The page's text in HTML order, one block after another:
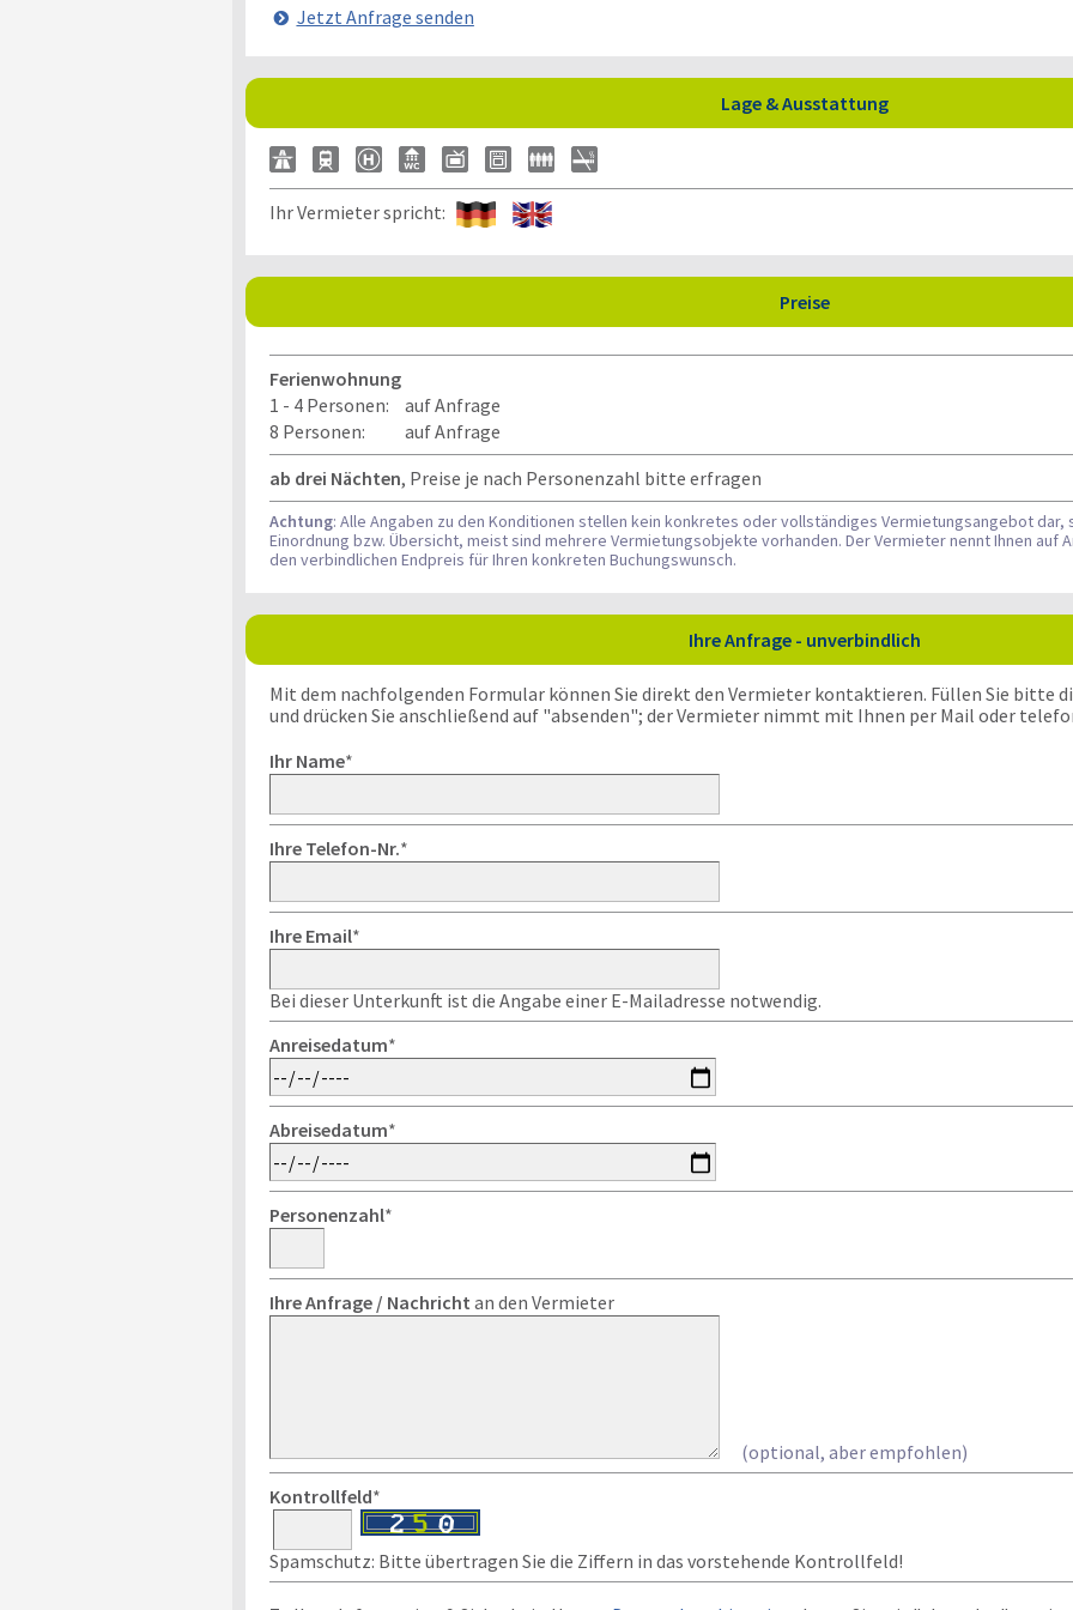
Jetzt Anfrage senden
Lage & Ausstattung
Ihr Vermieter spricht:
Preise
Ferienwohnung
1 - 4 Personen:
auf Anfrage
8 Personen:
auf Anfrage
ab drei Nächten, Preise je nach Personenzahl bitte erfragen
Achtung: Alle Angaben zu den Konditionen stellen kein konkretes oder vollständiges Vermietungsangebot
Einordnung bzw. Übersicht, meist sind mehrere Vermietungsobjekte vorhanden. Der Vermieter nennt Ihnen auf
den verbindlichen Endpreis für Ihren konkreten Buchungswunsch.
Ihre Anfrage - unverbindlich
Mit dem nachfolgenden Formular können Sie direkt den Vermieter kontaktieren. Füllen Sie bitte
und drücken Sie anschließend auf "absenden"; der Vermieter nimmt mit Ihnen per Mail oder
Ihr Name*
Ihre Telefon-Nr.*
Ihre Email*
Bei dieser Unterkunft ist die Angabe einer E-Mailadresse notwendig.
Anreisedatum*
Abreisedatum*
Personenzahl*
Ihre Anfrage / Nachricht an den Vermieter
(optional, aber empfohlen)
Kontrollfeld*
Spamschutz: Bitte übertragen Sie die Ziffern in das vorstehende Kontrollfeld!